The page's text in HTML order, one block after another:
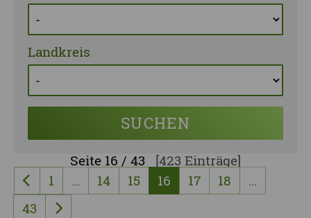
Landkreis
SUCHEN
Seite 16 / 43
[423 Einträge]
vorherige Seite
1 … 14 15 16 17 18
…
43